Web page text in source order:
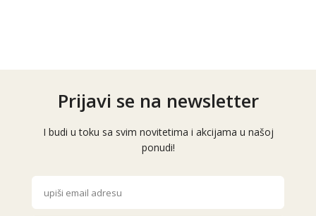
Prijavi se na newsletter
I budi u toku sa svim novitetima i akcijama u našoj
ponudi!